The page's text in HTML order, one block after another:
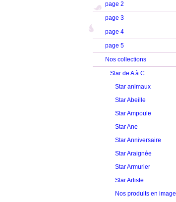
page 2
page 3
page 4
page 5
Nos collections
Star de A à C
Star animaux
Star Abeille
Star Ampoule
Star Ane
Star Anniversaire
Star Araignée
Star Armurier
Star Artiste
Nos produits en image